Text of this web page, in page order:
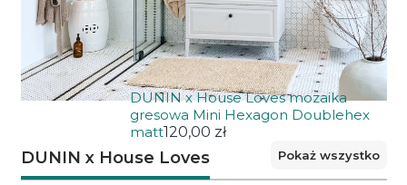
DUNIN x House Loves mozaika
gresowa Mini Hexagon Doublehex
matt120,00 zł
DUNIN x House Loves Pokaż wszystko